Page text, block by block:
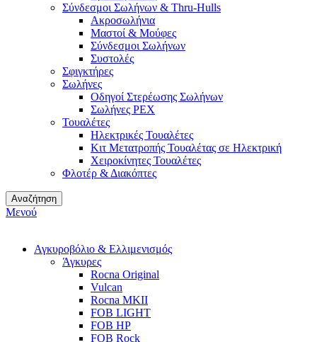
Σύνδεσμοι Σωλήνων & Thru-Hulls
Ακροσωλήνια
Μαστοί & Μούφες
Σύνδεσμοι Σωλήνων
Συστολές
Σφιγκτήρες
Σωλήνες
Οδηγοί Στερέωσης Σωλήνων
Σωλήνες PEX
Τουαλέτες
Ηλεκτρικές Τουαλέτες
Κιτ Μετατροπής Τουαλέτας σε Ηλεκτρική
Χειροκίνητες Τουαλέτες
Φλοτέρ & Διακόπτες
Αναζήτηση
Μενού
Αγκυροβόλιο & Ελλιμενισμός
Άγκυρες
Rocna Original
Vulcan
Rocna MKII
FOB LIGHT
FOB HP
FOB Rock